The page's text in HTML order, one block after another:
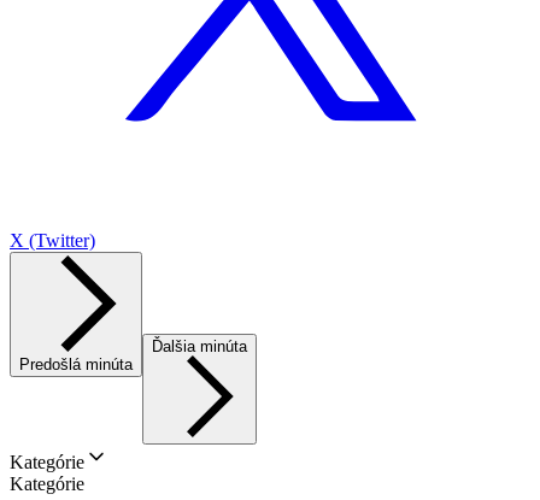
X (Twitter)
Predošlá minúta
Ďalšia minúta
Kategórie
Kategórie